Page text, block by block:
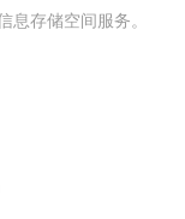
存储空间服务。